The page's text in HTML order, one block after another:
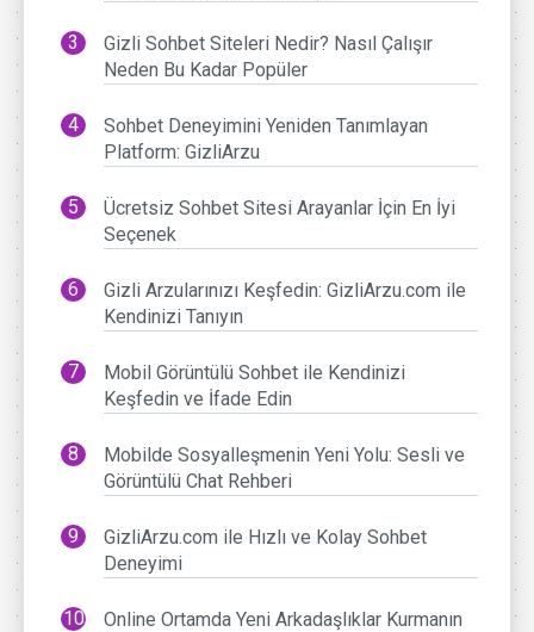
Gizli Sohbet Siteleri Nedir? Nasıl Çalışır
Neden Bu Kadar Popüler
Sohbet Deneyimini Yeniden Tanımlayan
Platform: GizliArzu
Ücretsiz Sohbet Sitesi Arayanlar İçin En İyi
Seçenek
Gizli Arzularınızı Keşfedin: GizliArzu.com ile
Kendinizi Tanıyın
Mobil Görüntülü Sohbet ile Kendinizi
Keşfedin ve İfade Edin
Mobilde Sosyalleşmenin Yeni Yolu: Sesli ve
Görüntülü Chat Rehberi
GizliArzu.com ile Hızlı ve Kolay Sohbet
Deneyimi
Online Ortamda Yeni Arkadaşlıklar Kurmanın